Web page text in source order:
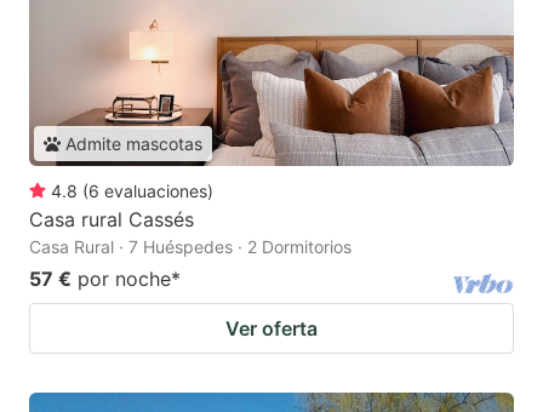
Admite mascotas
4.8 (6 evaluaciones)
Casa rural Cassés
Casa Rural · 7 Huéspedes · 2 Dormitorios
57 € por noche*
Ver oferta